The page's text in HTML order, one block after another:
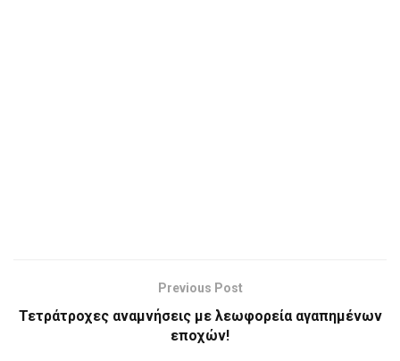
Previous Post
Τετράτροχες αναμνήσεις με λεωφορεία αγαπημένων
εποχών!